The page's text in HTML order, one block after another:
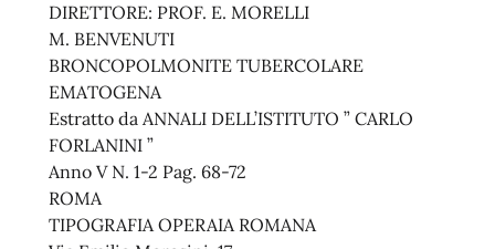
DIRETTORE: PROF. E. MORELLI
M. BENVENUTI
BRONCOPOLMONITE TUBERCOLARE
EMATOGENA
Estratto da ANNALI DELL’ISTITUTO ” CARLO
FORLANINI ”
Anno V N. 1-2 Pag. 68-72
ROMA
TIPOGRAFIA OPERAIA ROMANA